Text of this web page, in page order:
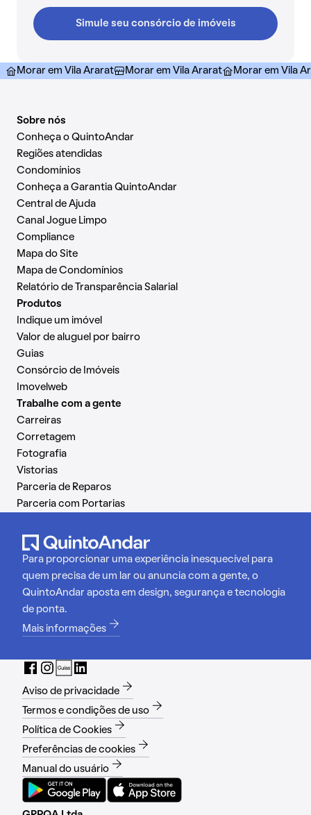
Simule seu consórcio de imóveis
Morar em Vila Ararat Morar em Vila Ararat Morar em Vila
Sobre nós
Conheça o QuintoAndar
Regiões atendidas
Condomínios
Conheça a Garantia QuintoAndar
Central de Ajuda
Canal Jogue Limpo
Compliance
Mapa do Site
Mapa de Condomínios
Relatório de Transparência Salarial
Produtos
Indique um imóvel
Valor de aluguel por bairro
Guias
Consórcio de Imóveis
Imovelweb
Trabalhe com a gente
Carreiras
Corretagem
Fotografia
Vistorias
Parceria de Reparos
Parceria com Portarias
Para proporcionar uma experiência inesquecível para
quem precisa de um lar ou anuncia com a gente, o
QuintoAndar aposta em design, segurança e tecnologia
de ponta.
Mais informações
Aviso de privacidade
Termos e condições de uso
Política de Cookies
Preferências de cookies
Manual do usuário